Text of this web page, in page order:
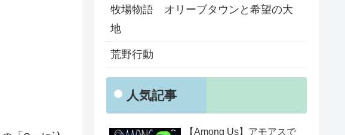
牧場物語 オリーブタウンと希望の大
地
荒野行動
人気記事
【Among Us】アモアスで